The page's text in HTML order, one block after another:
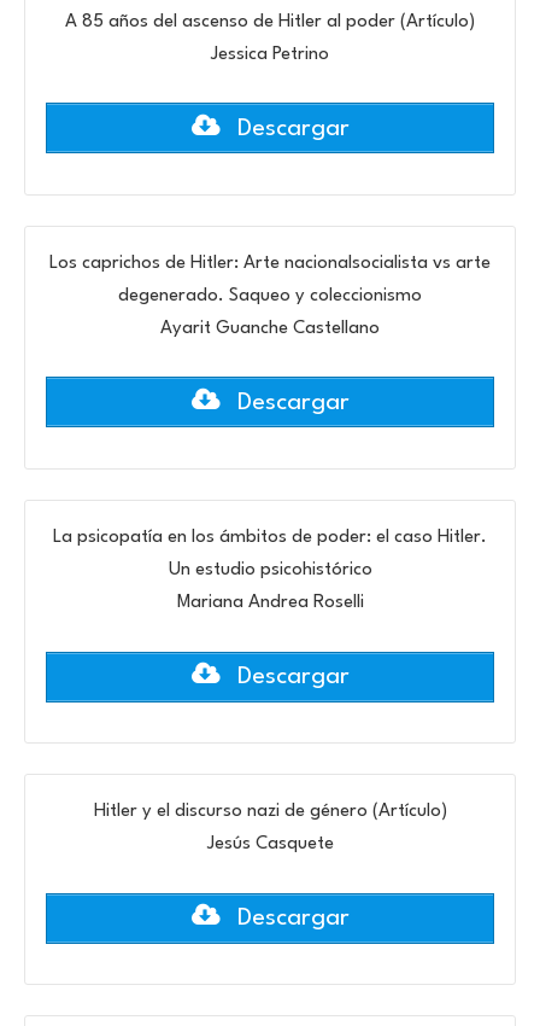
A 85 años del ascenso de Hitler al poder (Artículo)
Jessica Petrino
Descargar
Los caprichos de Hitler: Arte nacionalsocialista vs arte
degenerado. Saqueo y coleccionismo
Ayarit Guanche Castellano
Descargar
La psicopatía en los ámbitos de poder: el caso Hitler.
Un estudio psicohistórico
Mariana Andrea Roselli
Descargar
Hitler y el discurso nazi de género (Artículo)
Jesús Casquete
Descargar